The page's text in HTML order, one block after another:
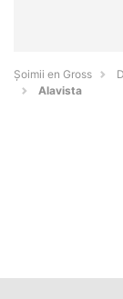
Șoimii en Gross
Alavista